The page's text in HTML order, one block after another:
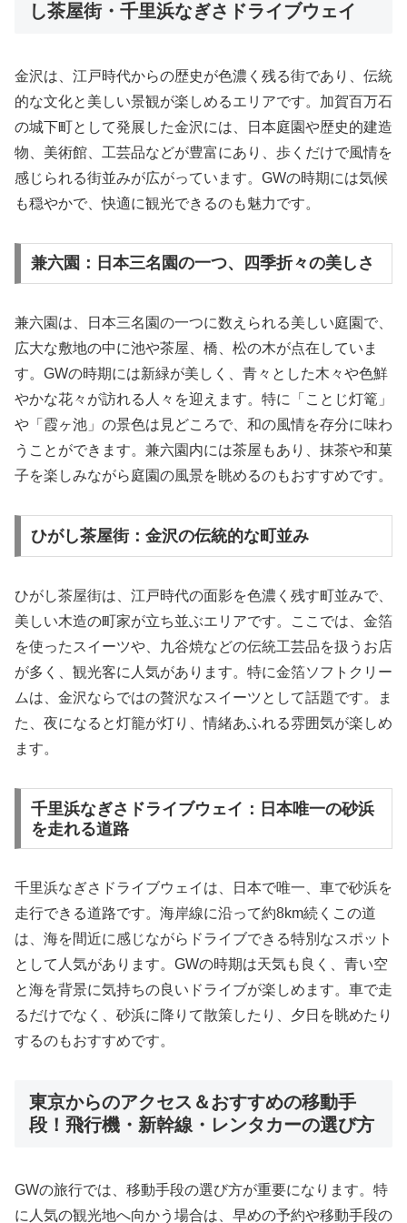
し茶屋街・千里浜なぎさドライブウェイ
金沢は、江戸時代からの歴史が色濃く残る街であり、伝統
的な文化と美しい景観が楽しめるエリアです。加賀百万石
の城下町として発展した金沢には、日本庭園や歴史的建造
物、美術館、工芸品などが豊富にあり、歩くだけで風情を
感じられる街並みが広がっています。GWの時期には気候
も穏やかで、快適に観光できるのも魅力です。
兼六園：日本三名園の一つ、四季折々の美しさ
兼六園は、日本三名園の一つに数えられる美しい庭園で、
広大な敷地の中に池や茶屋、橋、松の木が点在していま
す。GWの時期には新緑が美しく、青々とした木々や色鮮
やかな花々が訪れる人々を迎えます。特に「ことじ灯篭」
や「霞ヶ池」の景色は見どころで、和の風情を存分に味わ
うことができます。兼六園内には茶屋もあり、抹茶や和菓
子を楽しみながら庭園の風景を眺めるのもおすすめです。
ひがし茶屋街：金沢の伝統的な町並み
ひがし茶屋街は、江戸時代の面影を色濃く残す町並みで、
美しい木造の町家が立ち並ぶエリアです。ここでは、金箔
を使ったスイーツや、九谷焼などの伝統工芸品を扱うお店
が多く、観光客に人気があります。特に金箔ソフトクリー
ムは、金沢ならではの贅沢なスイーツとして話題です。ま
た、夜になると灯籠が灯り、情緒あふれる雰囲気が楽しめ
ます。
千里浜なぎさドライブウェイ：日本唯一の砂浜
を走れる道路
千里浜なぎさドライブウェイは、日本で唯一、車で砂浜を
走行できる道路です。海岸線に沿って約8km続くこの道
は、海を間近に感じながらドライブできる特別なスポット
として人気があります。GWの時期は天気も良く、青い空
と海を背景に気持ちの良いドライブが楽しめます。車で走
るだけでなく、砂浜に降りて散策したり、夕日を眺めたり
するのもおすすめです。
東京からのアクセス＆おすすめの移動手
段！飛行機・新幹線・レンタカーの選び方
GWの旅行では、移動手段の選び方が重要になります。特
に人気の観光地へ向かう場合は、早めの予約や移動手段の